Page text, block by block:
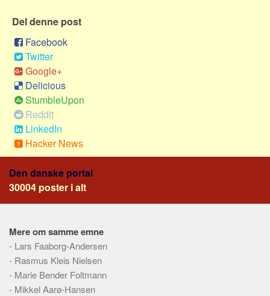
Webstedet
Forhistorien
Redigering
Tekstannoncer
Bannere
Del denne post
Facebook
Twitter
Google+
Delicious
StumbleUpon
Reddit
LinkedIn
Hacker News
Den danske portal
30004 poster i alt
Mere om samme emne
- Lars Faaborg-Andersen
- Rasmus Kleis Nielsen
- Marie Bender Foltmann
- Mikkel Aarø-Hansen